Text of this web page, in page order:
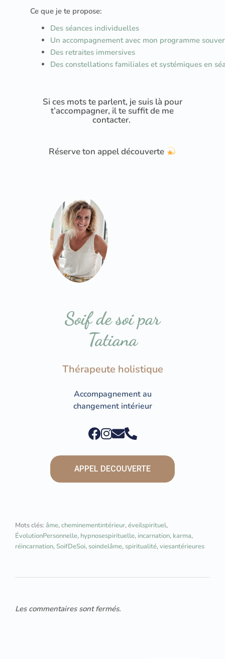
Ce que je te propose:
Des séances individuelles
Un accompagnement avec mon programme
Des retraites immersives
Des constellations familiales et systémiques en
Si ces mots te parlent, je suis là pour
t’accompagner, il te suffit de me
contacter.
Réserve ton appel découverte
Soif de soi par
Tatiana
Thérapeute holistique
Accompagnement au
changement intérieur
APPEL DECOUVERTE
Mots clés:âme,cheminementintérieur,éveilspirituel,
ÉvolutionPersonnelle, hypnosespirituelle, incarnation, karma,
réincarnation,SoifDeSoi,soindelâme,spiritualité,viesantérieures
Les commentaires sont fermés.